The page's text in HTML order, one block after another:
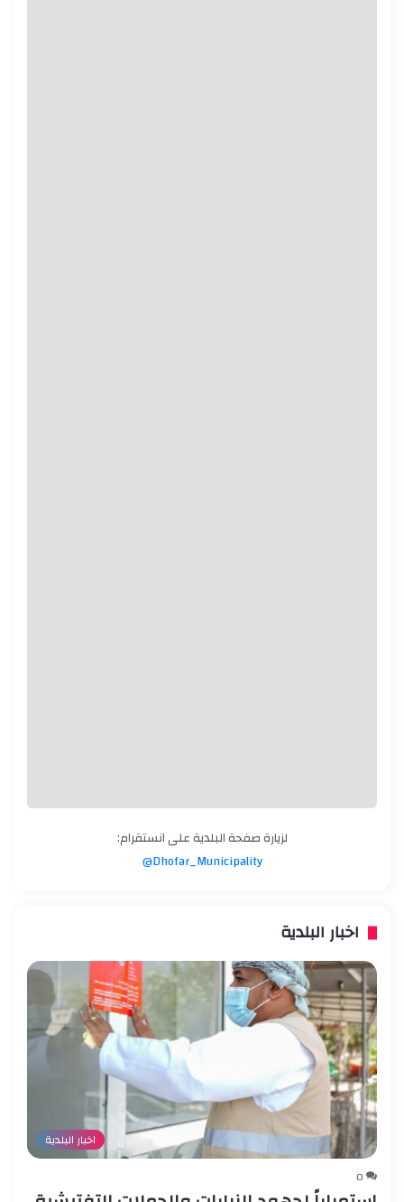
لزيارة صفحة البلدية على انستقرام:
Dhofar_Municipality@
اخبار البلدية
اخبار البلدية
0